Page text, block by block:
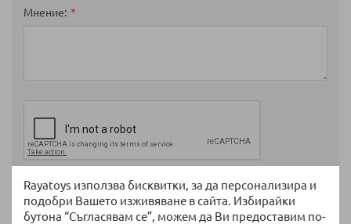
Rayatoys използва бисквитки, за да персонализира и
подобри Вашето изживяване в сайта. Избирайки
бутона “Съгласявам се”, можем да Ви предоставим по-
Мнение
Изпратете